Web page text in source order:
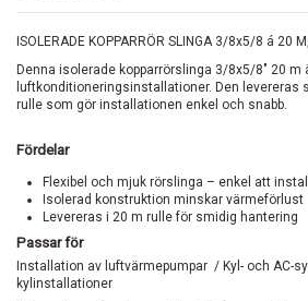
ISOLERADE KOPPARRÖR SLINGA 3/8x5/8 á 20
Denna isolerade kopparrörslinga 3/8x5/8" 20 m
luftkonditioneringsinstallationer. Den levereras
rulle som gör installationen enkel och snabb.
Fördelar
Flexibel och mjuk rörslinga – enkel att
Isolerad konstruktion minskar värmeförlust
Levereras i 20 m rulle för smidig hantering
Passar för
Installation av luftvärmepumpar / Kyl- och AC-
kylinstallationer